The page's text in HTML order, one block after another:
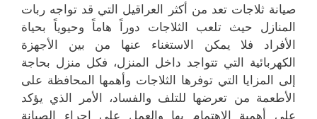
صيانة ثلاجات تعد من أكثر العراقيل التي قد تواجه ربات
المنازل حيث تلعب الثلاجات دوراً هاماً وحيوياً بحياة
الأفراد فلا يمكن الاستغناء عنها من بين الأجهزة
الكهربائية التي تتواجد داخل المنزل، فكل منزل بحاجة
إلى المزايا التي توفرها الثلاجات وأهمها المحافظة على
الأطعمة من تعرضها للتلف والفساد، الأمر الذي يؤكد
على أهمية الاهتمام بها والعمل على اجراء الصيانة